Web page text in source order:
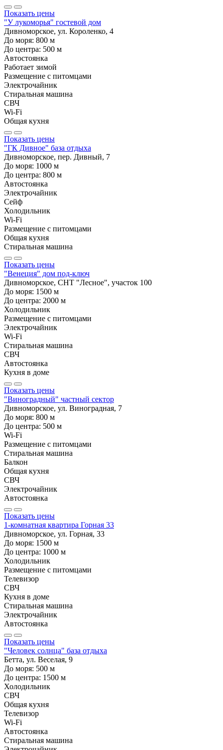
Показать цены
"У лукоморья" гостевой дом
Дивноморское, ул. Короленко, 4
До моря: 800 м
До центра: 500 м
Автостоянка
Работает зимой
Размещение с питомцами
Электрочайник
Стиральная машина
СВЧ
Wi-Fi
Общая кухня
Показать цены
"ГК Дивное" база отдыха
Дивноморское, пер. Дивный, 7
До моря: 1000 м
До центра: 800 м
Автостоянка
Электрочайник
Сейф
Холодильник
Wi-Fi
Размещение с питомцами
Общая кухня
Стиральная машина
Показать цены
"Венеция" дом под-ключ
Дивноморское, СНТ "Лесное", участок 100
До моря: 1500 м
До центра: 2000 м
Холодильник
Размещение с питомцами
Электрочайник
Wi-Fi
Стиральная машина
СВЧ
Автостоянка
Кухня в доме
Показать цены
"Виноградный" частный сектор
Дивноморское, ул. Виноградная, 7
До моря: 800 м
До центра: 500 м
Wi-Fi
Размещение с питомцами
Стиральная машина
Балкон
Общая кухня
СВЧ
Электрочайник
Автостоянка
Показать цены
1-комнатная квартира Горная 33
Дивноморское, ул. Горная, 33
До моря: 1500 м
До центра: 1000 м
Холодильник
Размещение с питомцами
Телевизор
СВЧ
Кухня в доме
Стиральная машина
Электрочайник
Автостоянка
Показать цены
"Человек солнца" база отдыха
Бетта, ул. Веселая, 9
До моря: 500 м
До центра: 1500 м
Холодильник
СВЧ
Общая кухня
Телевизор
Wi-Fi
Автостоянка
Стиральная машина